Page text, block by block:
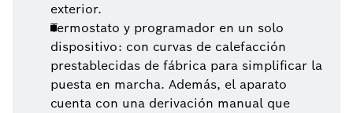
exterior.
Termostato y programador en un solo
dispositivo: con curvas de calefacción
prestablecidas de fábrica para simplificar la
puesta en marcha. Además, el aparato
cuenta con una derivación manual que